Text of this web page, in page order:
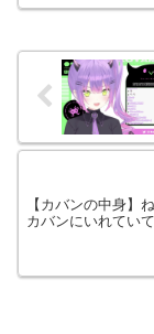
【カバンの中身】
カバンにいれてい